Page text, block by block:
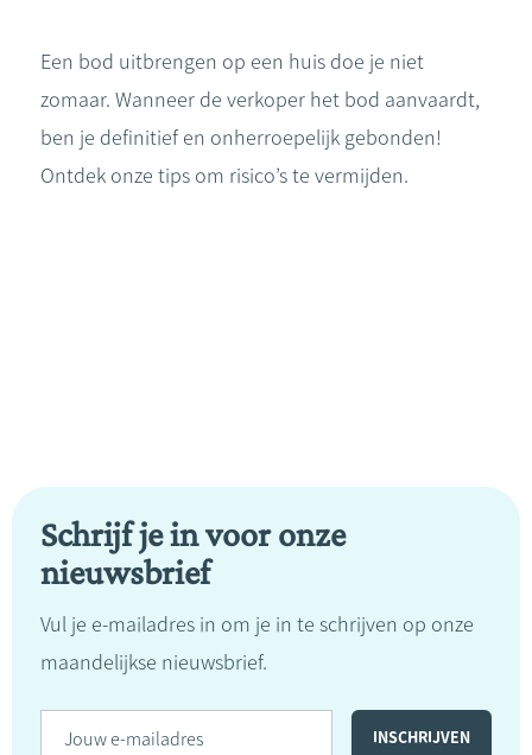
Een bod uitbrengen op een huis doe je niet
zomaar. Wanneer de verkoper het bod aanvaardt,
ben je definitief en onherroepelijk gebonden!
Ontdek onze tips om risico’s te vermijden.
Schrijf je in voor onze
nieuwsbrief
Vul je e-mailadres in om je in te schrijven op onze
maandelijkse nieuwsbrief.